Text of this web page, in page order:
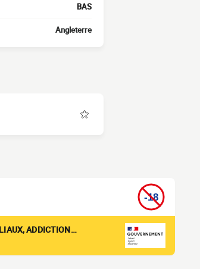
BAS
Angleterre
ADDICTION…